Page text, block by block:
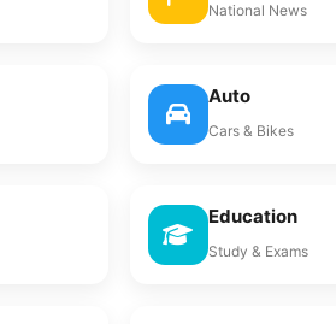
National News
Auto
Cars & Bikes
Education
Study & Exams